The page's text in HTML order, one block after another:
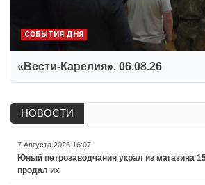
СОБЫТИЯ ДНЯ
«Вести-Карелия». 06.08.26
НОВОСТИ
7 Августа 2026 16:07
Юный петрозаводчанин украл из магазина
продал их